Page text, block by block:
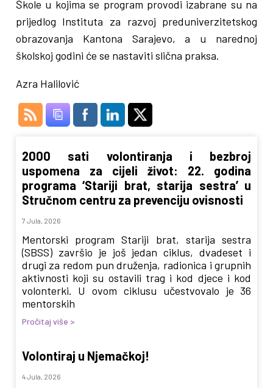
Škole u kojima se program provodi izabrane su na
prijedlog Instituta za razvoj preduniverzitetskog
obrazovanja Kantona Sarajevo, a u narednoj
školskoj godini će se nastaviti slična praksa.
Azra Halilović
2000 sati volontiranja i bezbroj
uspomena za cijeli život: 22. godina
programa ‘Stariji brat, starija sestra’ u
Stručnom centru za prevenciju ovisnosti
7 Jula, 2026
Mentorski program Stariji brat, starija sestra
(SBSS) završio je još jedan ciklus, dvadeset i
drugi za redom pun druženja, radionica i grupnih
aktivnosti koji su ostavili trag i kod djece i kod
volonterki. U ovom ciklusu učestvovalo je 36
mentorskih
Pročitaj više >
Volontiraj u Njemačkoj!
4 Jula, 2026